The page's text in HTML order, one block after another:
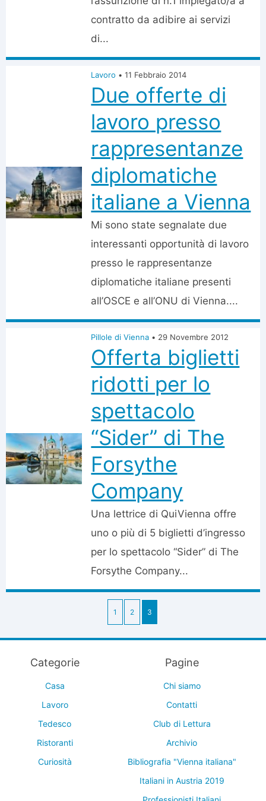
contratto da adibire ai servizi
di...
Lavoro • 11 Febbraio 2014
Due offerte di
lavoro presso
rappresentanze
diplomatiche
italiane a Vienna
Mi sono state segnalate due
interessanti opportunità di lavoro
presso le rappresentanze
diplomatiche italiane presenti
all’OSCE e all’ONU di Vienna....
Pillole di Vienna • 29 Novembre 2012
Offerta biglietti
ridotti per lo
spettacolo
“Sider” di The
Forsythe
Company
Una lettrice di QuiVienna offre
uno o più di 5 biglietti d’ingresso
per lo spettacolo “Sider” di The
Forsythe Company...
1 2 3
Categorie
Casa
Lavoro
Tedesco
Ristoranti
Curiosità
Pagine
Chi siamo
Contatti
Club di Lettura
Archivio
Bibliografia "Vienna italiana"
Italiani in Austria 2019